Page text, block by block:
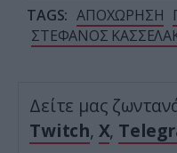
TAGS: ΑΠΟΧΩΡΗΣΗ
ΣΤΕΦΑΝΟΣ
Δείτε μας
Twitch, X,